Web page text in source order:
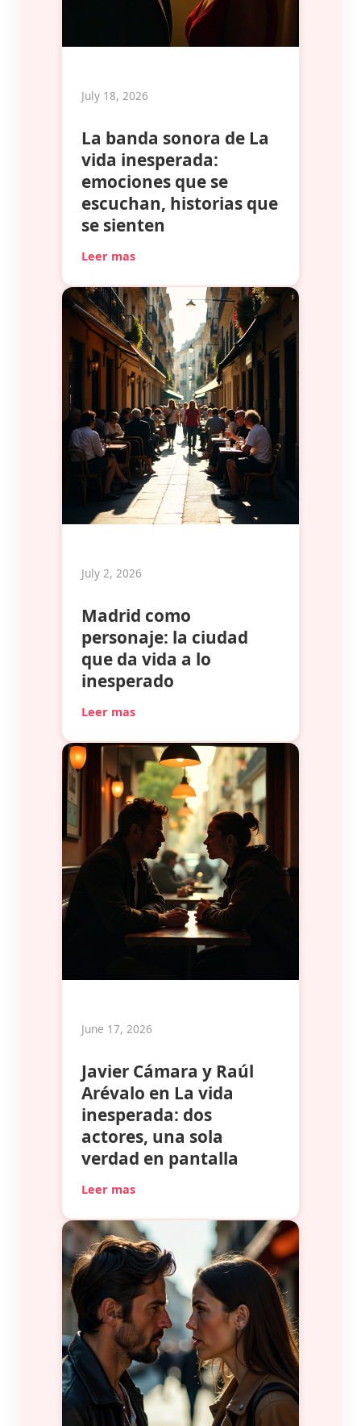
July 18, 2026
La banda sonora de La
vida inesperada:
emociones que se
escuchan, historias que
se sienten
Leer mas
July 2, 2026
Madrid como
personaje: la ciudad
que da vida a lo
inesperado
Leer mas
June 17, 2026
Javier Cámara y Raúl
Arévalo en La vida
inesperada: dos
actores, una sola
verdad en pantalla
Leer mas